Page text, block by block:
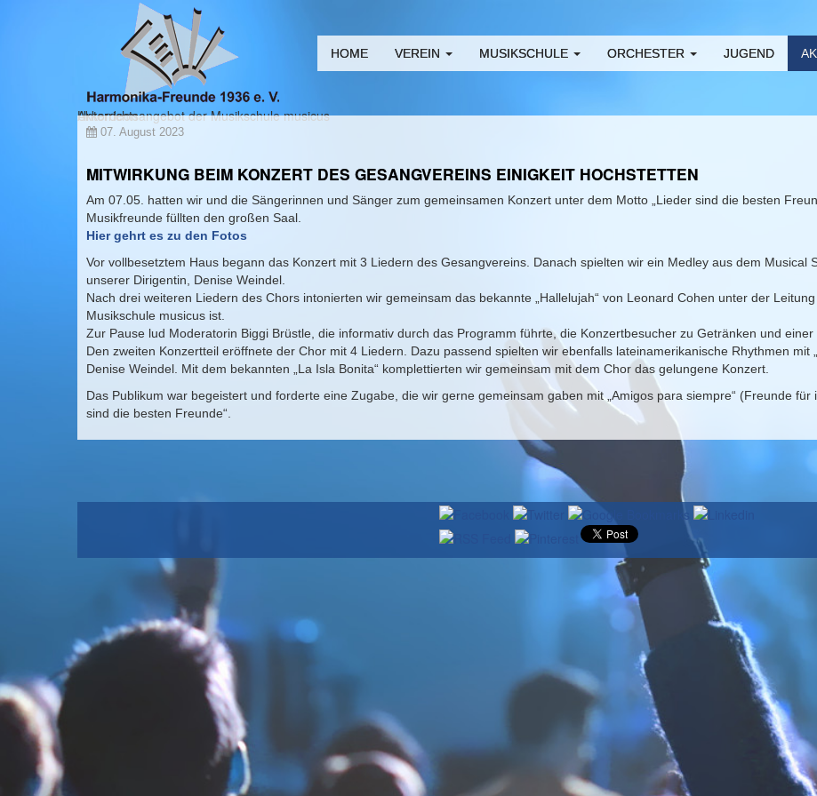
HOME VEREIN MUSIKSCHULE ORCHESTER JUGEND
Akkordeon
Unterrichtsangebot der Musikschule musicus
07. August 2023
MITWIRKUNG BEIM KONZERT DES GESANGVEREINS EINIGKEIT HOCHSTETTEN
Am 07.05. hatten wir und die Sängerinnen und Sänger zum gemeinsamen Konzert unter dem Motto „Lieder sind die besten
Musikfreunde füllten den großen Saal.
Hier gehrt es zu den Fotos
Vor vollbesetztem Haus begann das Konzert mit 3 Liedern des Gesangvereins. Danach spielten wir ein Medley aus dem Musical
unserer Dirigentin, Denise Weindel.
Nach drei weiteren Liedern des Chors intonierten wir gemeinsam das bekannte „Hallelujah“ von Leonard Cohen unter der
Musikschule musicus ist.
Zur Pause lud Moderatorin Biggi Brüstle, die informativ durch das Programm führte, die Konzertbesucher zu Getränken und einer
Den zweiten Konzertteil eröffnete der Chor mit 4 Liedern. Dazu passend spielten wir ebenfalls lateinamerikanische Rhythmen mit
Denise Weindel. Mit dem bekannten „La Isla Bonita“ komplettierten wir gemeinsam mit dem Chor das gelungene Konzert.
Das Publikum war begeistert und forderte eine Zugabe, die wir gerne gemeinsam gaben mit „Amigos para siempre“ (Freunde
sind die besten Freunde“.